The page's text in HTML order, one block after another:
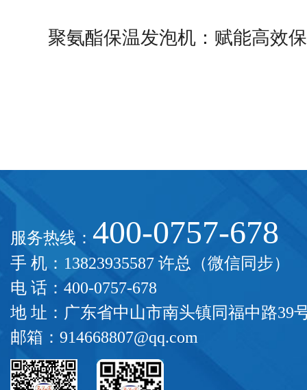
聚氨酯保温发泡机：赋能高效
服务热线： 400-0757-678
手 机：13823935587 许总（微信同步）
电 话：400-0757-678
地 址：广东省中山市南头镇同福中路39
邮箱：914668807@qq.com